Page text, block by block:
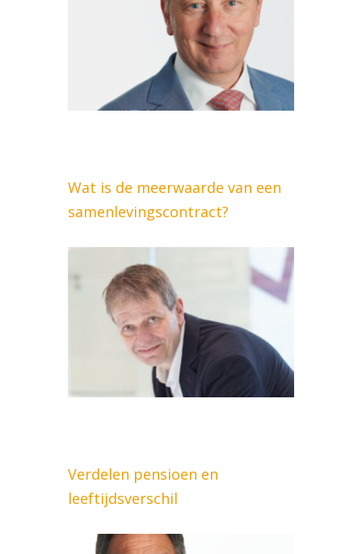
Wat is de meerwaarde van een
samenlevingscontract?
Verdelen pensioen en
leeftijdsverschil